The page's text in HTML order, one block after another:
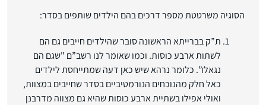
הסוגיה משרטטת מספר דרכים בהם הילדים שותפים בסדר:
ת”ק בברייתא הראשונה סובר שהילדים חייבים גם הם
לשתות ארבע כוסות. וכמו שאומר לנו רשב”ם "שגם הם
נגאלו”. כלומר נרהא שיש כאן דעה שמתייחסת לילדים
כאל חלק מהנוכחים הנורמטיביים בסדר שחייבים במצוות,
ואולי אפילו בשתיית ארבע כוסות שהיא גם מצווה מדרבנן